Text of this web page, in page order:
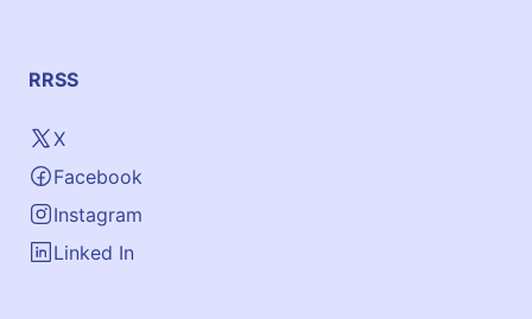
RRSS
X
Facebook
Instagram
Linked In